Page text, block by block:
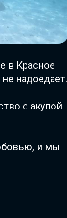
в Красное
надоедает.
с акулой
и мы